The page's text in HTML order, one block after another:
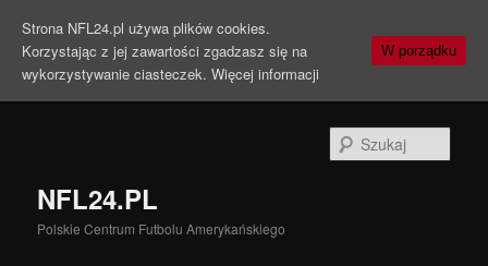
NFL24.PL
Polskie Centrum Futbolu Amerykańskiego
Strona NFL24.pl używa plików cookies.
Korzystając z jej zawartości zgadzasz się na
wykorzystywanie ciasteczek. Więcej informacji
W porządku